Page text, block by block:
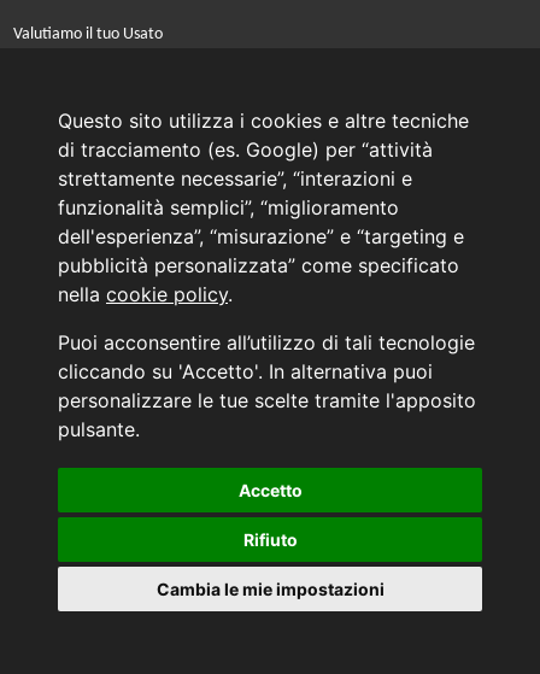
Questo sito utilizza i cookies e altre tecniche
di tracciamento (es. Google) per “attività
strettamente necessarie”, “interazioni e
funzionalità semplici”, “miglioramento
dell'esperienza”, “misurazione” e “targeting e
pubblicità personalizzata” come specificato
nella cookie policy.
Puoi acconsentire all’utilizzo di tali tecnologie
cliccando su 'Accetto'. In alternativa puoi
personalizzare le tue scelte tramite l'apposito
pulsante.
Accetto
Rifiuto
Cambia le mie impostazioni
Valutiamo il tuo Usato
Corporate
Lavora con NOI
Area Riservata agli operatori del Settore
Informativa sulla Privacy
Nuovi Arrivi
Prossimi arrivi
Auto Usate
Auto KM0
Auto Nuove
PRENOTA IL TUO INTERVENTO DI OFFICINA
PRENOTA LA REVISIONE DELLA TUA AUTO
Consulente Online Hyundai: 0805608985